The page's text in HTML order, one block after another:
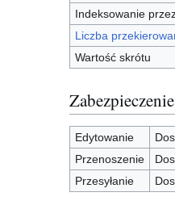
Indeksowanie
Liczba
Wartość skrótu
Zabezpieczenie
Edytowanie
Przenoszenie
Przesyłanie